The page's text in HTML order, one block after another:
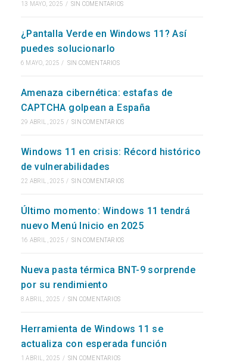
13 MAYO, 2025 / SIN COMENTARIOS
¿Pantalla Verde en Windows 11? Así
puedes solucionarlo
6 MAYO, 2025 / SIN COMENTARIOS
Amenaza cibernética: estafas de
CAPTCHA golpean a España
29 ABRIL, 2025 / SIN COMENTARIOS
Windows 11 en crisis: Récord histórico
de vulnerabilidades
22 ABRIL, 2025 / SIN COMENTARIOS
Último momento: Windows 11 tendrá
nuevo Menú Inicio en 2025
16 ABRIL, 2025 / SIN COMENTARIOS
Nueva pasta térmica BNT-9 sorprende
por su rendimiento
8 ABRIL, 2025 / SIN COMENTARIOS
Herramienta de Windows 11 se
actualiza con esperada función
1 ABRIL, 2025 / SIN COMENTARIOS